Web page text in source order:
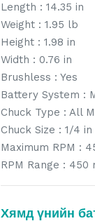
Length : 14.35 in
Weight : 1.95 lb
Height : 1.98 in
Width : 0.76 in
Brushless : Yes
Battery System :
Chuck Type : All
Chuck Size : 1/4 in
Maximum RPM :
RPM Range : 450
Хямд үнийн